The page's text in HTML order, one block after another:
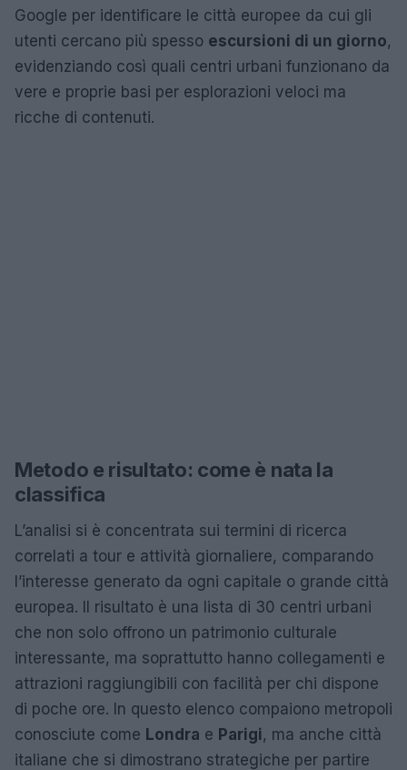
Google per identificare le città europee da cui gli
utenti cercano più spesso escursioni di un giorno,
evidenziando così quali centri urbani funzionano da
vere e proprie basi per esplorazioni veloci ma
ricche di contenuti.
Metodo e risultato: come è nata la
classifica
L’analisi si è concentrata sui termini di ricerca
correlati a tour e attività giornaliere, comparando
l’interesse generato da ogni capitale o grande città
europea. Il risultato è una lista di 30 centri urbani
che non solo offrono un patrimonio culturale
interessante, ma soprattutto hanno collegamenti e
attrazioni raggiungibili con facilità per chi dispone
di poche ore. In questo elenco compaiono metropoli
conosciute come Londra e Parigi, ma anche città
italiane che si dimostrano strategiche per partire